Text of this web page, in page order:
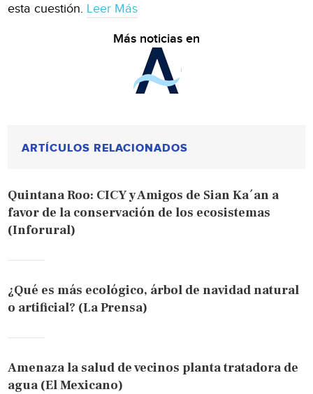
esta cuestión. Leer Más
Más noticias en
ARTÍCULOS RELACIONADOS
Quintana Roo: CICY y Amigos de Sian Ka´an a
favor de la conservación de los ecosistemas
(Inforural)
¿Qué es más ecológico, árbol de navidad natural
o artificial? (La Prensa)
Amenaza la salud de vecinos planta tratadora de
agua (El Mexicano)